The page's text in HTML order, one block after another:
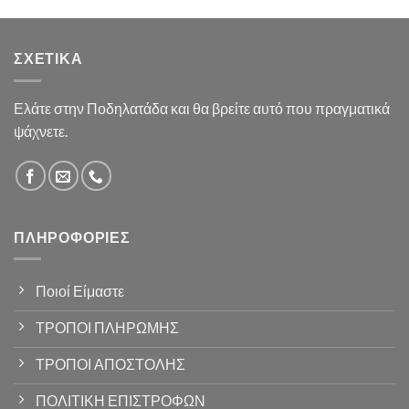
ΣΧΕΤΙΚΆ
Ελάτε στην Ποδηλατάδα και θα βρείτε αυτό που πραγματικά
ψάχνετε.
ΠΛΗΡΟΦΟΡΊΕΣ
Ποιοί Είμαστε
ΤΡΟΠΟΙ ΠΛΗΡΩΜΗΣ
ΤΡΟΠΟΙ ΑΠΟΣΤΟΛΗΣ
ΠΟΛΙΤΙΚΗ ΕΠΙΣΤΡΟΦΩΝ